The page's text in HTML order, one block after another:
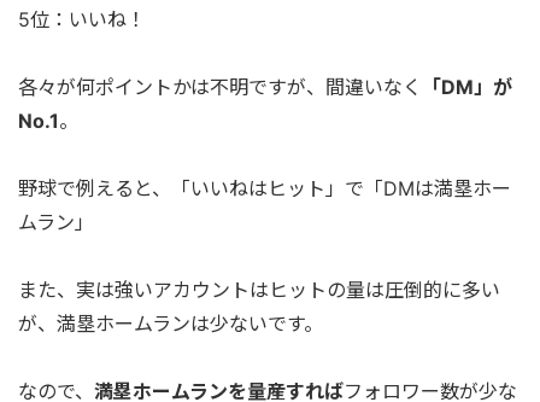
5位：いいね！
各々が何ポイントかは不明ですが、間違いなく
「DM」が
No.1。
野球で例えると、「いいねはヒット」で「DMは満塁ホー
ムラン」
また、実は強いアカウントはヒットの量は圧倒的に多い
が、満塁ホームランは少ないです。
なので、 満塁ホームランを量産すればフォロワー数が少な